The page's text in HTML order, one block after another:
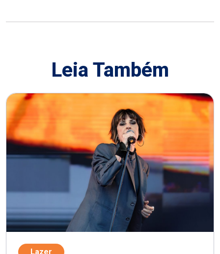
Leia Também
Lazer